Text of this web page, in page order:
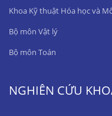
Khoa Kỹ thuật Hóa học và
Bộ môn Vật lý
Bộ môn Toán
NGHIÊN CỨU